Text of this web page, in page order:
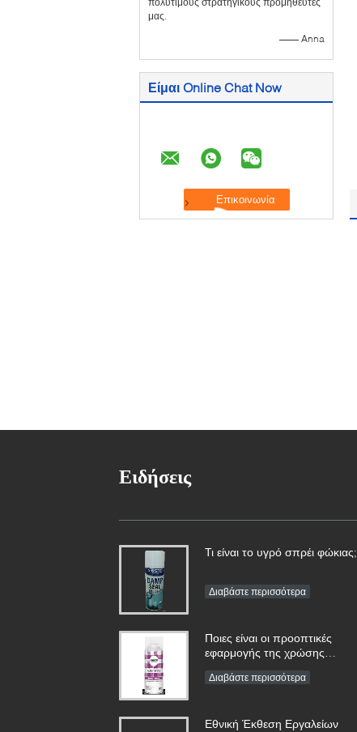
μας.
—— Anna
Είμαι Online Chat Now
Ειδήσεις
Τι είναι το υγρό σπρέι φώκιας;
Διαβάστε περισσότερα
Ποιες είναι οι προοπτικές
εφαρμογής της χρώσης
Διαβάστε περισσότερα
Εθνική Έκθεση Εργαλείων